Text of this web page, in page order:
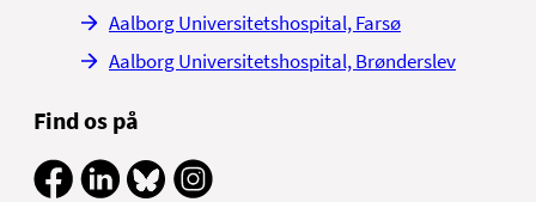
Aalborg Universitetshospital, Farsø
Aalborg Universitetshospital, Brønderslev
Find os på